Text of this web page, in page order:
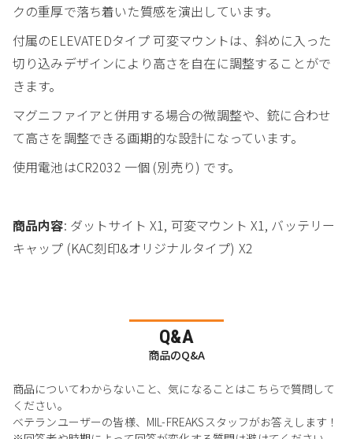
クの重厚で落ち着いた質感を演出しています。
付属のELEVATEDタイプ 可変マウントは、斜めに入った
切り込みデザインにより高さを自在に調整することがで
きます。
マグニファイアと併用する場合の微調整や、銃に合わせ
て高さを調整できる画期的な設計になっています。
使用電池はCR2032 一個 (別売り) です。
商品内容: ダットサイト X1, 可変マウント X1, バッテリー
キャップ (KAC刻印&オリジナルタイプ) X2
Q&A
商品のQ&A
商品についてわからないこと、気になることはこちらで質問して
ください。
ベテランユーザーの皆様、MIL-FREAKSスタッフがお答えします！